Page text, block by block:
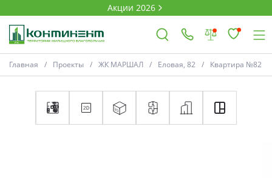
Акции 2026
Ковров
Главная Проекты ЖК МАРШАЛ Еловая, 82 Квартира №82